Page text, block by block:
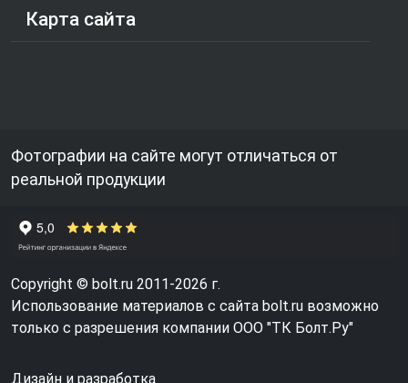
Карта сайта
Фотографии на сайте могут отличаться от
реальной продукции
Copyright © bolt.ru 2011-2026 г.
Использование материалов с сайта bolt.ru возможно
только с разрешения компании ООО "ТК Болт.Ру"
Дизайн и разработка